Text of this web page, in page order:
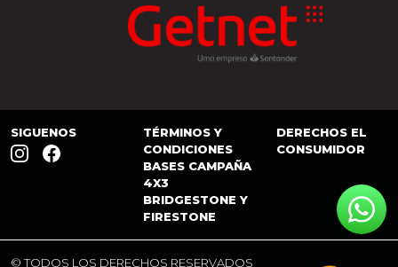
SIGUENOS
TÉRMINOS Y
CONDICIONES
BASES CAMPAÑA
4X3
BRIDGESTONE Y
FIRESTONE
DERECHOS EL
CONSUMIDOR
© TODOS LOS DERECHOS RESERVADOS